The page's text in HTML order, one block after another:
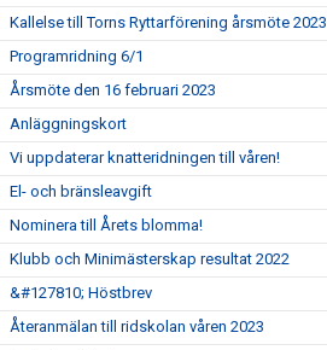
Kallelse till Torns Ryttarförening årsmöte 2023
Programridning 6/1
Årsmöte den 16 februari 2023
Anläggningskort
Vi uppdaterar knatteridningen till våren!
El- och bränsleavgift
Nominera till Årets blomma!
Klubb och Minimästerskap resultat 2022
&#127810; Höstbrev
Återanmälan till ridskolan våren 2023